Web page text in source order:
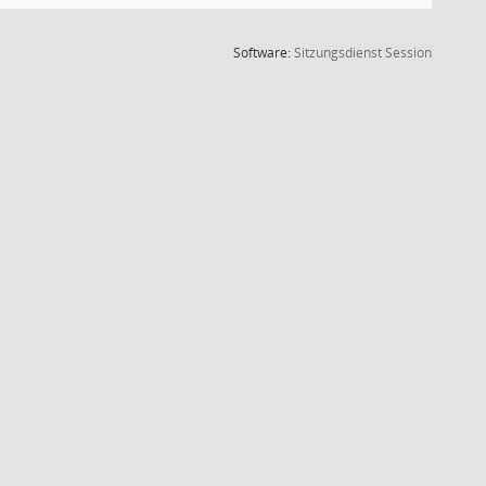
Software:SitzungsdienstSession(Wird in